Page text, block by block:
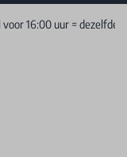
voor 16:00 uur = dezelfde